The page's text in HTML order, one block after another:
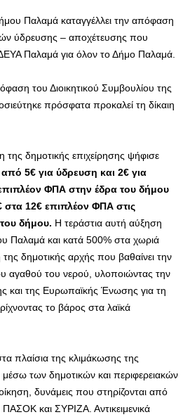
Παλαμά καταγγέλλει την απόφαση
ύδρευσης – αποχέτευσης που
Παλαμά για όλον το Δήμο Παλαμά.
του Διοικητικού Συμβουλίου της
πρόσφατα προκαλεί τη δίκαιη
της δημοτικής επιχείρησης ψήφισε
από 5€ για ύδρευση και 2€ για
ΦΠΑ στην έδρα του δήμου
στα 12€ επιπλέον ΦΠΑ στις
του δήμου. Η τεράστια αυτή αύξηση
Παλαμά και κατά 500% στα χωριά
της δημοτικής αρχής που βαθαίνει την
αγαθού του νερού, υλοποιώντας την
και της Ευρωπαϊκής Ένωσης για τη
το βάρος στα λαϊκά
πλαίσια της κλιμάκωσης της
μέσω των δημοτικών και περιφερειακών
δυνάμεις που στηρίζονται από
και ΣΥΡΙΖΑ. Αντικειμενικά